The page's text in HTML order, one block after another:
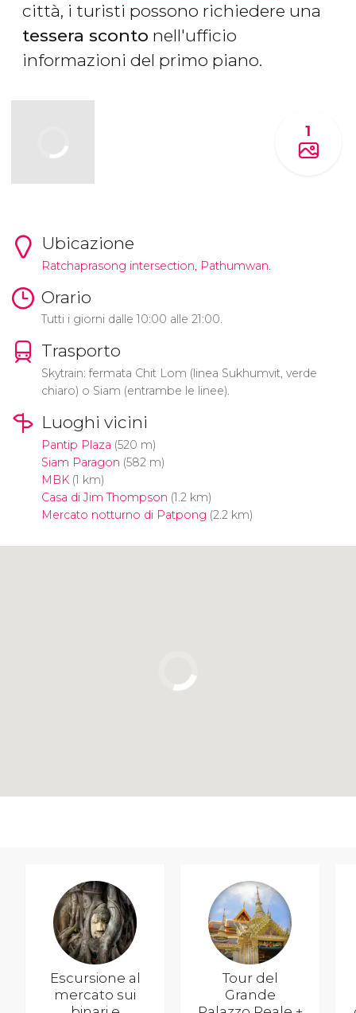
città, i turisti possono richiedere una
tessera sconto nell'ufficio
informazioni del primo piano.
1
Ubicazione
Ratchaprasong intersection, Pathumwan.
Orario
Tutti i giorni dalle 10:00 alle 21:00.
Trasporto
Skytrain: fermata Chit Lom (linea Sukhumvit, verde
chiaro) o Siam (entrambe le linee).
Luoghi vicini
Pantip Plaza (520 m)
Siam Paragon (582 m)
MBK(1 km)
Casa di Jim Thompson (1.2 km)
Mercato notturno di Patpong (2.2 km)
Escursione al
mercato sui
Tour del
Grande